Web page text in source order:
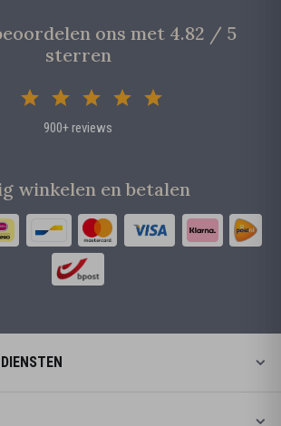
ons met 4.82 / 5
sterren
900+ reviews
winkelen en betalen